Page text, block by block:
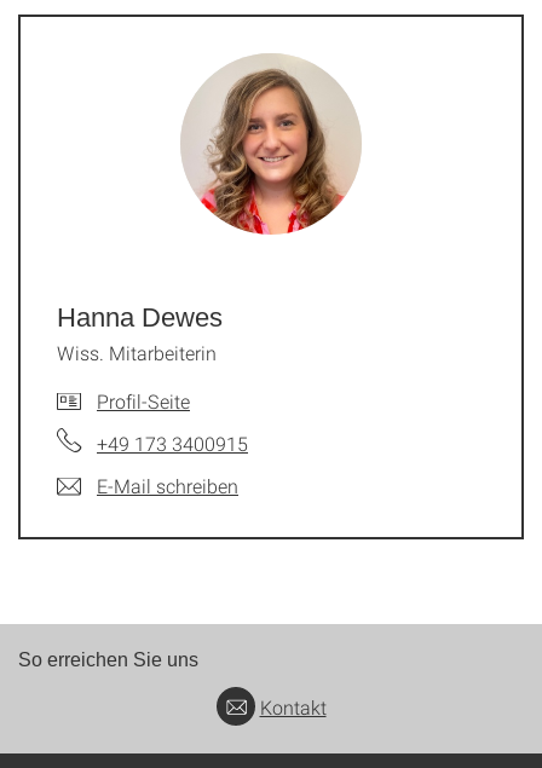
Hanna Dewes
Wiss. Mitarbeiterin
Profil-Seite
+49 173 3400915
E-Mail schreiben
So erreichen Sie uns
Kontakt